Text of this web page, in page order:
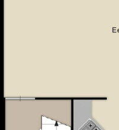
4-pits gaskookplaat,
koelkast en vriezer.
veel lichtinval